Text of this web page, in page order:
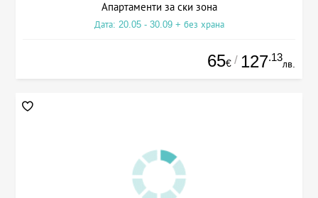
Апартаменти за ски зона
Дата: 20.05 - 30.09 + без храна
65€ / 127.13
лв.